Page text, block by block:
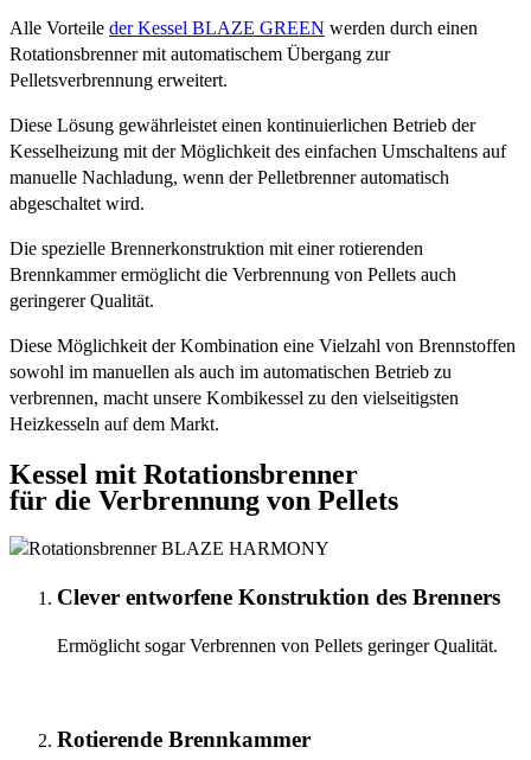
Alle Vorteile der Kessel BLAZE GREEN werden durch einen
Rotationsbrenner mit automatischem Übergang zur
Pelletsverbrennung erweitert.
Diese Lösung gewährleistet einen kontinuierlichen Betrieb der
Kesselheizung mit der Möglichkeit des einfachen Umschaltens auf
manuelle Nachladung, wenn der Pelletbrenner automatisch
abgeschaltet wird.
Die spezielle Brennerkonstruktion mit einer rotierenden
Brennkammer ermöglicht die Verbrennung von Pellets auch
geringerer Qualität.
Diese Möglichkeit der Kombination eine Vielzahl von Brennstoffen
sowohl im manuellen als auch im automatischen Betrieb zu
verbrennen, macht unsere Kombikessel zu den vielseitigsten
Heizkesseln auf dem Markt.
Kessel mit Rotationsbrenner
für die Verbrennung von Pellets
Clever entworfene Konstruktion des Brenners
Ermöglicht sogar Verbrennen von Pellets geringer Qualität.
Rotierende Brennkammer